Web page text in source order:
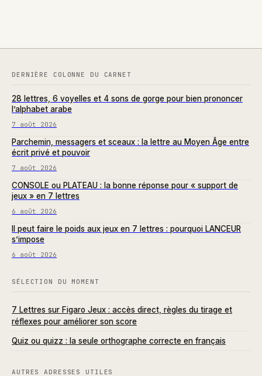
DERNIÈRE COLONNE DU CARNET
28 lettres, 6 voyelles et 4 sons de gorge pour bien prononcer
l’alphabet arabe
7 août 2026
Parchemin, messagers et sceaux : la lettre au Moyen Âge entre
écrit privé et pouvoir
7 août 2026
CONSOLE ou PLATEAU : la bonne réponse pour « support de
jeux » en 7 lettres
6 août 2026
Il peut faire le poids aux jeux en 7 lettres : pourquoi LANCEUR
s’impose
6 août 2026
SÉLECTION DU MOMENT
7 Lettres sur Figaro Jeux : accès direct, règles du tirage et
réflexes pour améliorer son score
Quiz ou quizz : la seule orthographe correcte en français
AUTRES ADRESSES UTILES